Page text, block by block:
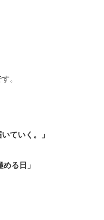
。
ていく。」
る日」